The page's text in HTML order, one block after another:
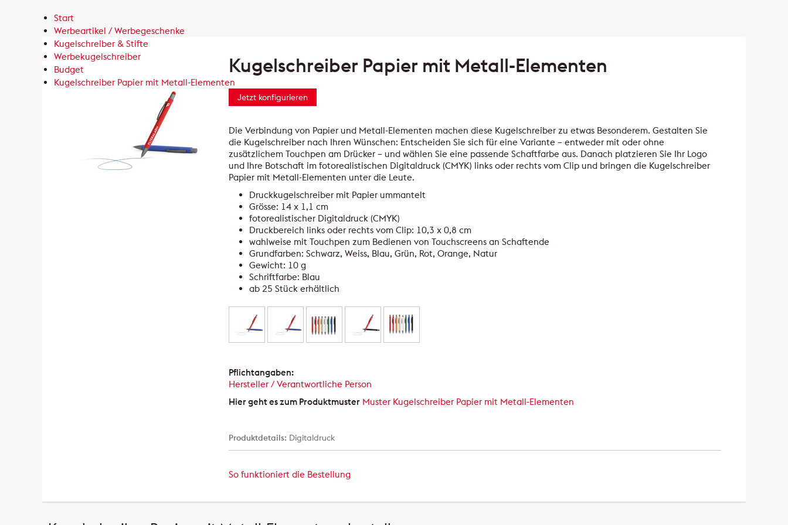
Start
Werbeartikel / Werbegeschenke
Kugelschreiber & Stifte
Werbekugelschreiber
Budget
Kugelschreiber Papier mit Metall-Elementen
Kugelschreiber Papier mit Metall-Elementen
Jetzt konfigurieren
Die Verbindung von Papier und Metall-Elementen machen diese Kugelschreiber zu etwas Besonderem. Gestalten Sie
die Kugelschreiber nach Ihren Wünschen: Entscheiden Sie sich für eine Variante – entweder mit oder ohne
zusätzlichem Touchpen am Drücker – und wählen Sie eine passende Schaftfarbe aus. Danach platzieren Sie Ihr Logo
und Ihre Botschaft im fotorealistischen Digitaldruck (CMYK) links oder rechts vom Clip und bringen die Kugelschreiber
Papier mit Metall-Elementen unter die Leute.
Druckkugelschreiber mit Papier ummantelt
Grösse: 14 x 1,1 cm
fotorealistischer Digitaldruck (CMYK)
Druckbereich links oder rechts vom Clip: 10,3 x 0,8 cm
wahlweise mit Touchpen zum Bedienen von Touchscreens an Schaftende
Grundfarben: Schwarz, Weiss, Blau, Grün, Rot, Orange, Natur
Gewicht: 10 g
Schriftfarbe: Blau
ab 25 Stück erhältlich
Pflichtangaben:
Hersteller / Verantwortliche Person
Hier geht es zum Produktmuster Muster Kugelschreiber Papier mit Metall-Elementen
Produktdetails: Digitaldruck
So funktioniert die Bestellung